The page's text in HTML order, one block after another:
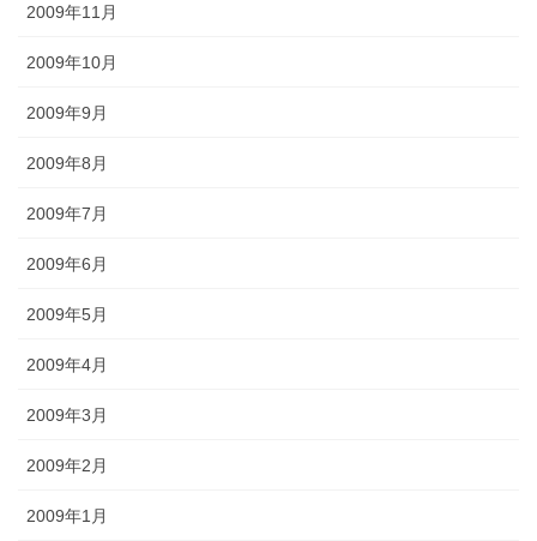
2009年11月
2009年10月
2009年9月
2009年8月
2009年7月
2009年6月
2009年5月
2009年4月
2009年3月
2009年2月
2009年1月